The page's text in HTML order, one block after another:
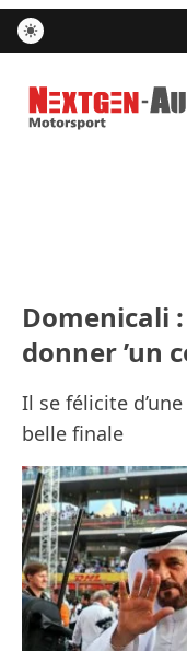
Nextgen-Auto.com
Domenicali
donner ’un
Il se félicite
belle finale